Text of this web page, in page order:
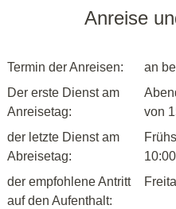
Anreise
Termin der Anreisen:
an
Der erste Dienst am
Anreisetag:
von
der letzte Dienst am
Abreisetag:
10:00
der empfohlene Antritt
auf den Aufenthalt: